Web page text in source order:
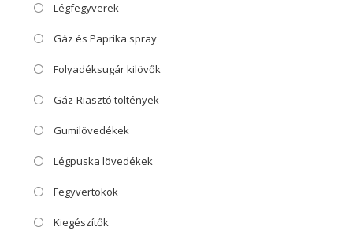
Légfegyverek
Gáz és Paprika spray
Folyadéksugár kilövők
Gáz-Riasztó töltények
Gumilövedékek
Légpuska lövedékek
Fegyvertokok
Kiegészítők